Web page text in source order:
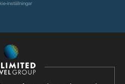
inställningar